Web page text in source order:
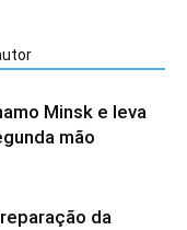
Minsk e leva
mão
da